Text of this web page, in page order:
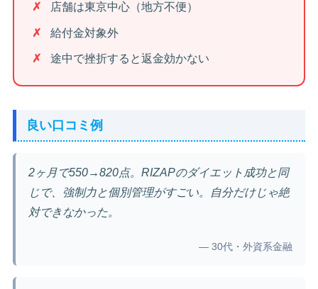
店舗は東京中心（地方不便）
給付金対象外
途中で挫折すると返金効かない
良い口コミ例
2ヶ月で550→820点。RIZAPのダイエット成功と同
じで、強制力と個別管理がすごい。自分だけじゃ絶
対できなかった。
— 30代・外資系金融